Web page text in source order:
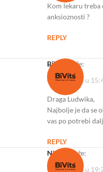
Kom lekaru treba
anksioznosti ?
REPLY
BiVits
kaže:
09/01/2023 u
Draga Ludwika,
Najbolje je da se
vas po potrebi
REPLY
Nikola
kaže:
09/02/2023 u